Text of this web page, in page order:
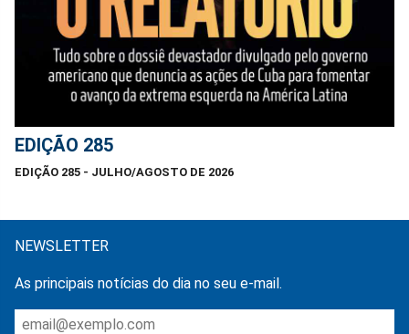
EDIÇÃO 285
EDIÇÃO 285 - JULHO/AGOSTO DE 2026
NEWSLETTER
As principais notícias do dia no seu e-mail.